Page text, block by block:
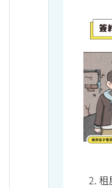
2.